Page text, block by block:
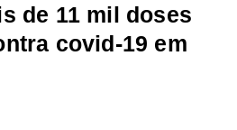
de 11 mil doses
covid-19 em